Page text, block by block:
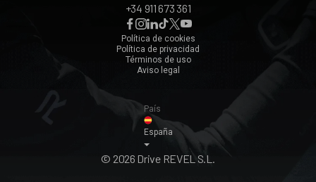
+34 911 673 361
Política de cookies
Política de privacidad
Términos de uso
Aviso legal
País
España
© 2026 Drive REVEL S.L.